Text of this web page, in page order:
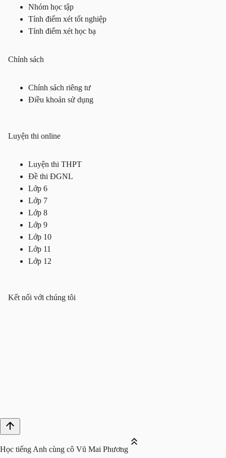
Nhóm học tập
Tính điểm xét tốt nghiệp
Tính điểm xét học bạ
Chính sách
Chính sách riêng tư
Điều khoản sử dụng
Luyện thi online
Luyện thi THPT
Đề thi ĐGNL
Lớp 6
Lớp 7
Lớp 8
Lớp 9
Lớp 10
Lớp 11
Lớp 12
Kết nối với chúng tôi
Học tiếng Anh cùng cô Vũ Mai Phương